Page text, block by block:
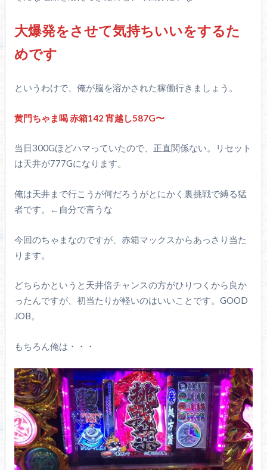
大爆発をさせて気持ちいいをするた
めです
というわけで、俺が脳を溶かされた稼働行きましょう。
黄門ちゃま喝 赤箱142 宵越し587G〜
当日300Gほどハマっていたので、正直関係ない。リセット
は天井が777Gになります。
俺は天井まで行こうが何だろうがとにかく裏挑戦で縛る猛
者です。←自分で言うな
今回のちゃまなのですが、赤箱マックスからあっさり当た
ります。
どちらかというと天井倍チャンスの方がひりつくから良か
ったんですが、初当たりが軽いのはいいことです。GOOD
JOB。
もちろん俺は・・・